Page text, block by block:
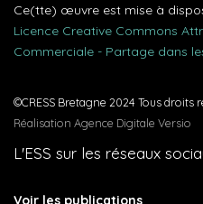
Ce(tte) œuvre est mise à
Licence Creative Commons
Commerciale - Partage dans
©CRESS Bretagne 2024 Tous droits
Réalisation Agence Digitale Versio
L'ESS sur les réseaux
Voir les publications